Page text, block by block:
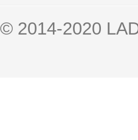
© 2014-2020